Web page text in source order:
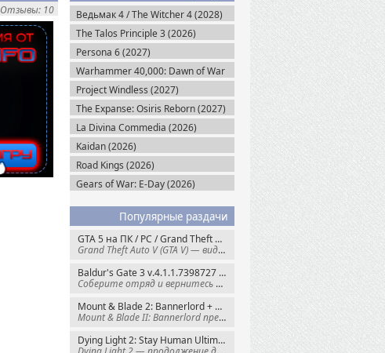
Ведьмак 4 / The Witcher 4 (2028)
The Talos Principle 3 (2026)
Persona 6 (2027)
Warhammer 40,000: Dawn of War
IV (2026)
Project Windless (2027)
The Expanse: Osiris Reborn (2027)
La Divina Commedia (2026)
Kaidan (2026)
Road Kings (2026)
Gears of War: E-Day (2026)
Популярные раздачи
GTA 5 на ПК / PC / Grand Theft Auto V: Premium Edition (2015) Steam-Rip
Grand Theft Auto V (GTA V) — видеоигра из
Baldur's Gate 3 v.4.1.1.7398727 + Все DLC (2023) GOG-Rip
Соберите отряд и вернитесь в Забытые
Mount & Blade 2: Bannerlord + War Sails v.1.4.7.117484 (2025) GOG
Mount & Blade II: Bannerlord представляет
Dying Light 2: Stay Human Ultimate Edition v.1.29.0 + Все DLC (2022) Пиратка
Отзывы: 10